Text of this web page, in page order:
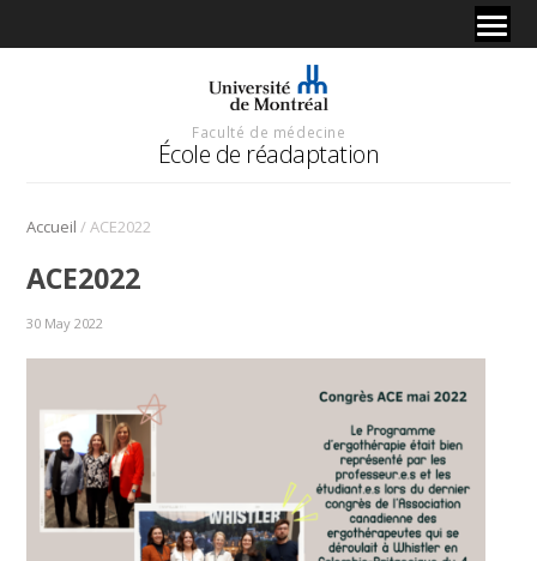
Faculté de médecine
École de réadaptation
Accueil /ACE2022
ACE2022
30 May 2022